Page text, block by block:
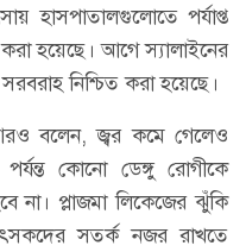
হাসপাতালগুলোতে পর্যাপ্ত
করা হয়েছে। আগে স্যালাইনের
নিশ্চিত করা হয়েছে।
বলেন, জ্বর কমে গেলেও
কোনো ডেঙ্গু রোগীকে
না। প্লাজমা লিকেজের ঝুঁকি
সতর্ক নজর রাখতে